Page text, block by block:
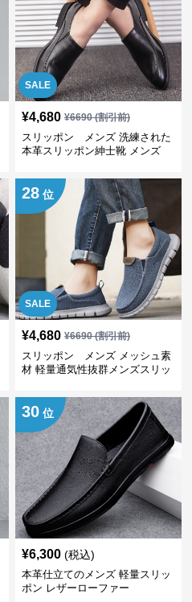
SALE
¥4,680 ¥6690(割引前)
スリッポン メンズ 洗練された
本革スリッポン紳士靴 メンズ
SALE
28 位
¥4,680 ¥6690(割引前)
スリッポン メンズ メッシュ素
材 軽量通気性抜群メンズスリッ
30 位
¥6,300 (税込)
本革仕立てのメンズ 軽量スリッ
ポン レザーローファー